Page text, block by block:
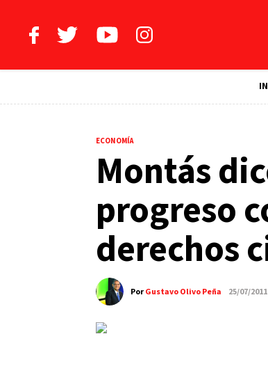
ECONOMÍA
Montás
progreso
derechos
PorGustavo Olivo Peña 25/07/